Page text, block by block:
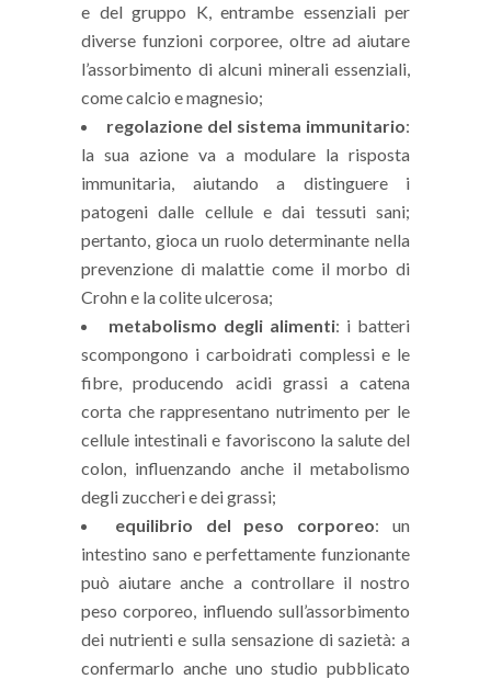
e del gruppo K, entrambe essenziali per
diverse funzioni corporee, oltre ad aiutare
l’assorbimento di alcuni minerali essenziali,
come calcio e magnesio;
regolazione del sistema immunitario:
la sua azione va a modulare la risposta
immunitaria, aiutando a distinguere i
patogeni dalle cellule e dai tessuti sani;
pertanto, gioca un ruolo determinante nella
prevenzione di malattie come il morbo di
Crohn e la colite ulcerosa;
metabolismo degli alimenti: i batteri
scompongono i carboidrati complessi e le
fibre, producendo acidi grassi a catena
corta che rappresentano nutrimento per le
cellule intestinali e favoriscono la salute del
colon, influenzando anche il metabolismo
degli zuccheri e dei grassi;
equilibrio del peso corporeo: un
intestino sano e perfettamente funzionante
può aiutare anche a controllare il nostro
peso corporeo, influendo sull’assorbimento
dei nutrienti e sulla sensazione di sazietà: a
confermarlo anche uno studio pubblicato